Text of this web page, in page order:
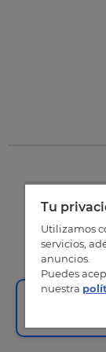
Tu
Utilizamos
servicios,
anuncios.
Puedes
nuestra